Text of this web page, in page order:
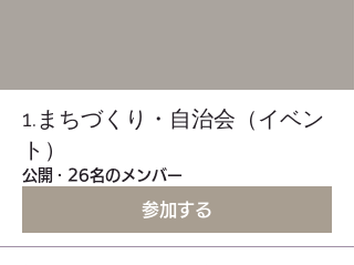
1.まちづくり・自治会（イベン
ト）
公開 · 26名のメンバー
参加する